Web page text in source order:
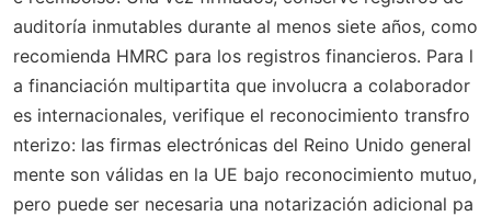
auditoría inmutables durante al menos siete años, como
recomienda HMRC para los registros financieros. Para l
a financiación multipartita que involucra a colaborador
es internacionales, verifique el reconocimiento transfro
nterizo: las firmas electrónicas del Reino Unido general
mente son válidas en la UE bajo reconocimiento mutuo,
pero puede ser necesaria una notarización adicional pa